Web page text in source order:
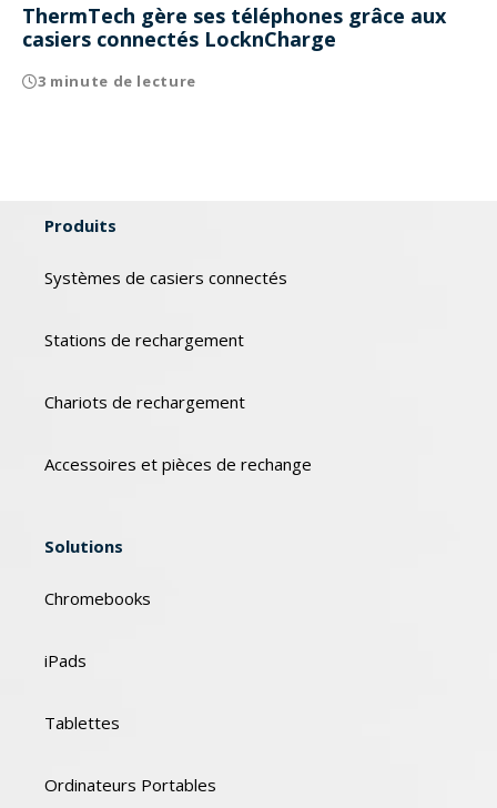
ThermTech gère ses téléphones grâce aux
casiers connectés LocknCharge
3 minute de lecture
Produits
Systèmes de casiers connectés
Stations de rechargement
Chariots de rechargement
Accessoires et pièces de rechange
Solutions
Chromebooks
iPads
Tablettes
Ordinateurs Portables